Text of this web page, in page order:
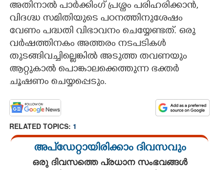
അതിനാൽ പാർക്കിംഗ് പ്രശ്നം പരിഹരിക്കാൻ,
വിദഗ്ദ്ധ സമിതിയുടെ പഠനത്തിനുശേഷം
വേണം പദ്ധതി വിഭാവനം ചെയ്യേണ്ടത്. ഒരു
വർഷത്തിനകം അത്തരം നടപടികൾ
തുടങ്ങിവച്ചില്ലെങ്കിൽ അടുത്ത തവണയും
ആറ്റുകാൽ പൊങ്കാലക്കെത്തുന്ന ഭക്തർ
ചൂഷണം ചെയ്യപ്പെടും.
RELATED TOPICS: 1
അപ്ഡേറ്റായിരിക്കാം ദിവസവും
ഒരു ദിവസത്തെ പ്രധാന സംഭവങ്ങൾ